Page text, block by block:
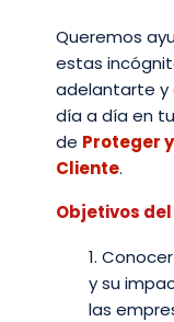
Queremos
estas
adelantarte y
día a día en
de Proteger
Cliente.
Objetivos
1.
y su
las